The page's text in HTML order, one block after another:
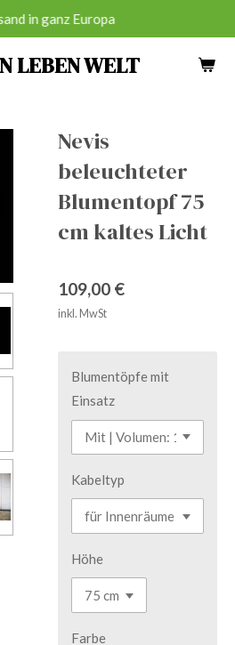
LEBEN WELT
in ganz Europa
Nevis
beleuchteter
Blumentopf 75
cm kaltes Licht
109,00 €
inkl. MwSt
Blumentöpfe mit
Einsatz
Kabeltyp
Höhe
Farbe